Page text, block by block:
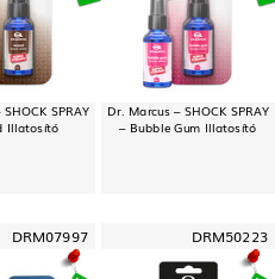
SPRAY
Illatosító
Dr. Marcus – SHOCK SPRAY
– Bubble Gum Illatosító
DRM07997 DRM50223